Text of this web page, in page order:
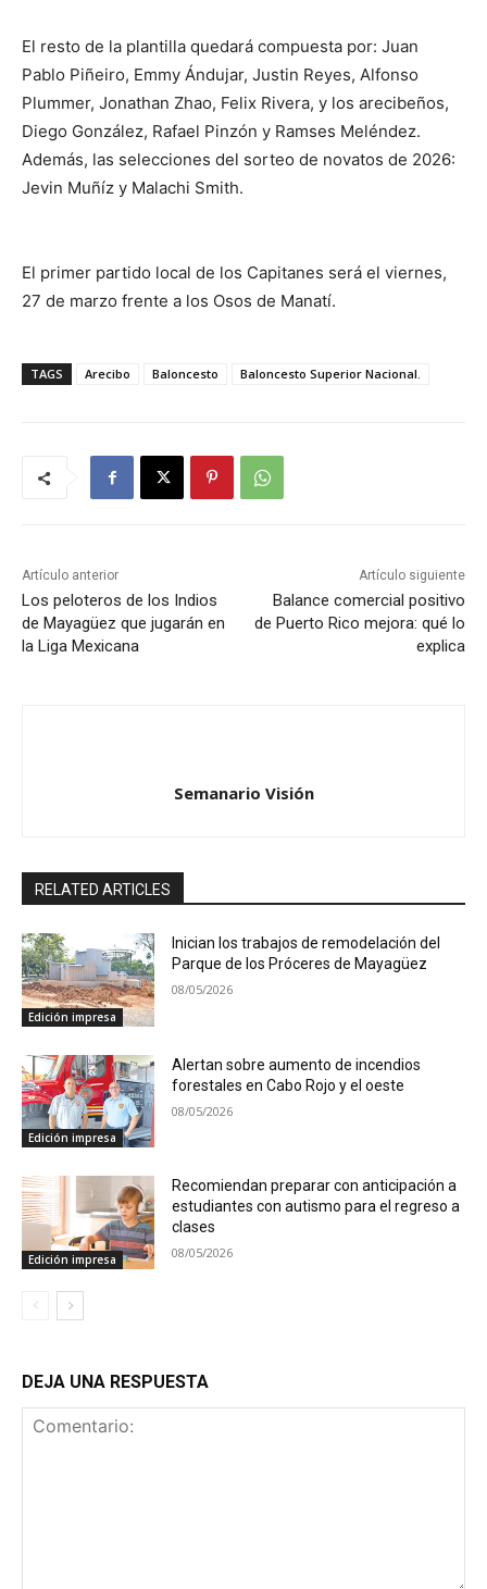
El resto de la plantilla quedará compuesta por: Juan
Pablo Piñeiro, Emmy Ándujar, Justin Reyes, Alfonso
Plummer, Jonathan Zhao, Felix Rivera, y los arecibeños,
Diego González, Rafael Pinzón y Ramses Meléndez.
Además, las selecciones del sorteo de novatos de 2026:
Jevin Muñíz y Malachi Smith.
El primer partido local de los Capitanes será el viernes,
27 de marzo frente a los Osos de Manatí.
TAGS Arecibo Baloncesto Baloncesto Superior Nacional.
Artículo anterior
Los peloteros de los Indios
de Mayagüez que jugarán en
la Liga Mexicana
Artículo siguiente
Balance comercial positivo
de Puerto Rico mejora: qué lo
explica
Semanario Visión
RELATED ARTICLES
Edición impresa
Inician los trabajos de remodelación del
Parque de los Próceres de Mayagüez
08/05/2026
Edición impresa
Alertan sobre aumento de incendios
forestales en Cabo Rojo y el oeste
08/05/2026
Edición impresa
Recomiendan preparar con anticipación a
estudiantes con autismo para el regreso a
clases
08/05/2026
DEJA UNA RESPUESTA